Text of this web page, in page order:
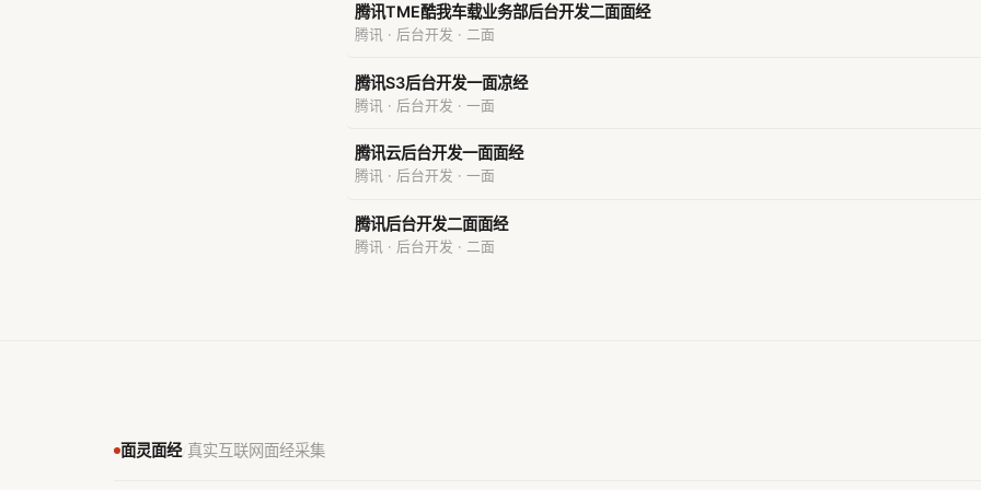
腾讯TME酷我车载业务部后台开发二面面经
腾讯 · 后台开发 · 二面
腾讯S3后台开发一面凉经
腾讯 · 后台开发 · 一面
腾讯云后台开发一面面经
腾讯 · 后台开发 · 一面
腾讯后台开发二面面经
腾讯 · 后台开发 · 二面
面灵面经/ 真实互联网面经采集